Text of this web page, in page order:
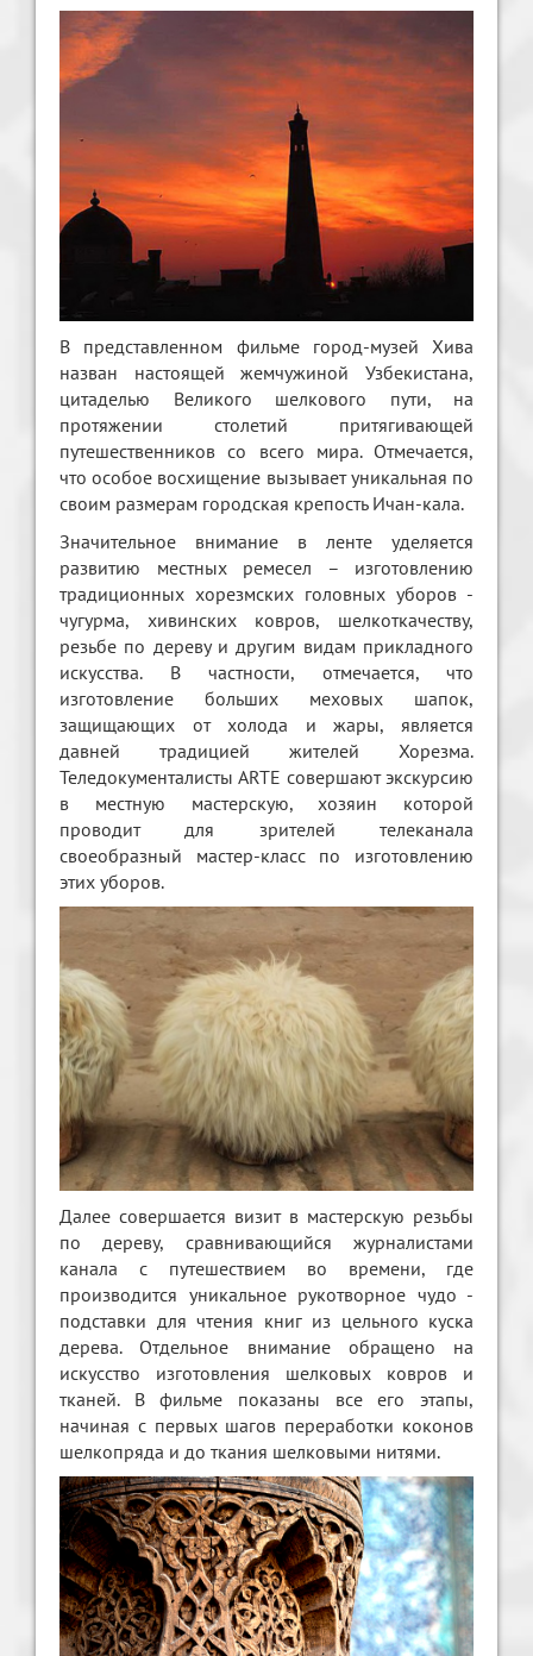
В представленном фильме город-музей Хива
назван настоящей жемчужиной Узбекистана,
цитаделью Великого шелкового пути, на
протяжении столетий притягивающей
путешественников со всего мира. Отмечается,
что особое восхищение вызывает уникальная по
своим размерам городская крепость Ичан-кала.
Значительное внимание в ленте уделяется
развитию местных ремесел – изготовлению
традиционных хорезмских головных уборов -
чугурма, хивинских ковров, шелкоткачеству,
резьбе по дереву и другим видам прикладного
искусства. В частности, отмечается, что
изготовление больших меховых шапок,
защищающих от холода и жары, является
давней традицией жителей Хорезма.
Теледокументалисты ARTE совершают экскурсию
в местную мастерскую, хозяин которой
проводит для зрителей телеканала
своеобразный мастер-класс по изготовлению
этих уборов.
Далее совершается визит в мастерскую резьбы
по дереву, сравнивающийся журналистами
канала с путешествием во времени, где
производится уникальное рукотворное чудо -
подставки для чтения книг из цельного куска
дерева. Отдельное внимание обращено на
искусство изготовления шелковых ковров и
тканей. В фильме показаны все его этапы,
начиная с первых шагов переработки коконов
шелкопряда и до ткания шелковыми нитями.